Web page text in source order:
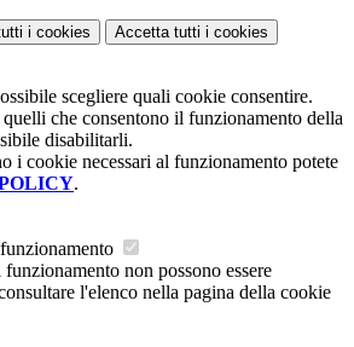
i cookies Accetta tutti i cookies
scegliere quali cookie consentire.
che consentono il funzionamento della
disabilitarli.
i cookie necessari al funzionamento potete
.
non possono essere
l'elenco nella pagina della cookie